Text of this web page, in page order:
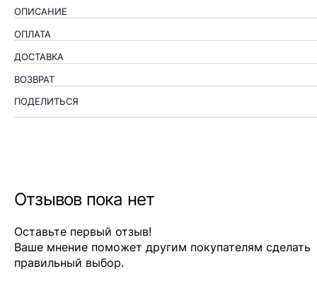
ОПИСАНИЕ
ОПЛАТА
ДОСТАВКА
ВОЗВРАТ
ПОДЕЛИТЬСЯ
Отзывов пока нет
Оставьте первый отзыв!
Ваше мнение поможет другим покупателям сделать
правильный выбор.